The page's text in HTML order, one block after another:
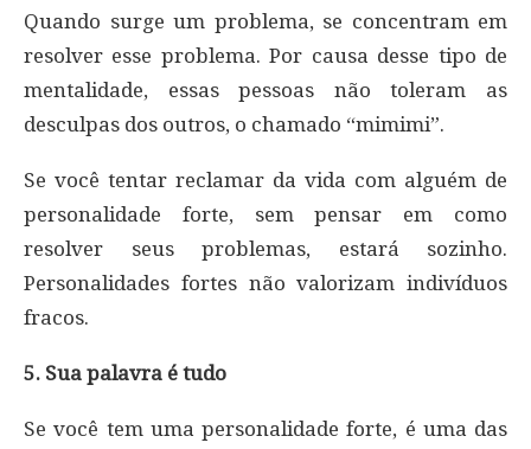
Quando surge um problema, se concentram em
resolver esse problema. Por causa desse tipo de
mentalidade, essas pessoas não toleram as
desculpas dos outros, o chamado “mimimi”.
Se você tentar reclamar da vida com alguém de
personalidade forte, sem pensar em como
resolver seus problemas, estará sozinho.
Personalidades fortes não valorizam indivíduos
fracos.
5. Sua palavra é tudo
Se você tem uma personalidade forte, é uma das